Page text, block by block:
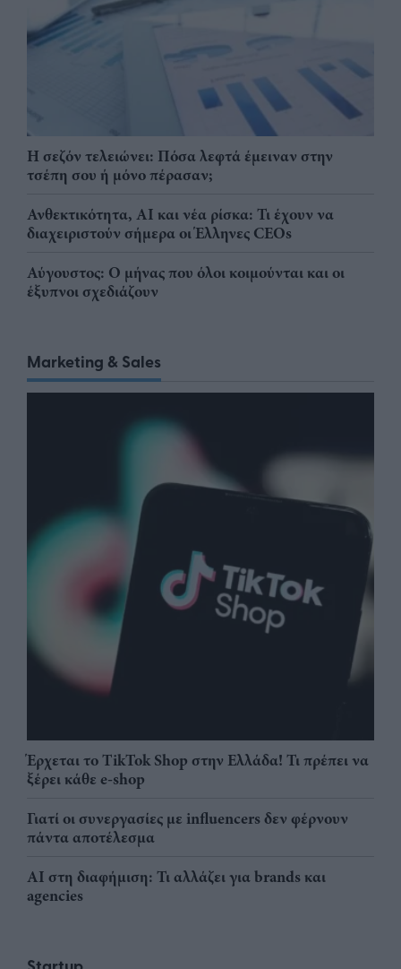
Η σεζόν τελειώνει: Πόσα λεφτά έμειναν στην
τσέπη σου ή μόνο πέρασαν;
Ανθεκτικότητα, AI και νέα ρίσκα: Τι έχουν να
διαχειριστούν σήμερα οι Έλληνες CEOs
Αύγουστος: Ο μήνας που όλοι κοιμούνται και οι
έξυπνοι σχεδιάζουν
Marketing & Sales
Έρχεται το TikTok Shop στην Ελλάδα! Τι πρέπει να
ξέρει κάθε e-shop
Γιατί οι συνεργασίες με influencers δεν φέρνουν
πάντα αποτέλεσμα
AI στη διαφήμιση: Τι αλλάζει για brands και
agencies